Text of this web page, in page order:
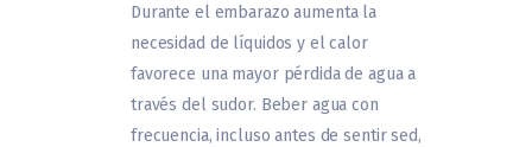
Durante el embarazo aumenta la
necesidad de líquidos y el calor
favorece una mayor pérdida de agua a
través del sudor. Beber agua con
frecuencia, incluso antes de sentir sed,